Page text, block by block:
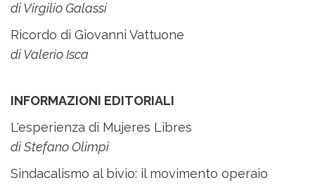
di Virgilio Galassi
Ricordo di Giovanni Vattuone
di Valerio Isca
INFORMAZIONI EDITORIALI
L'esperienza di Mujeres Libres
di Stefano Olimpi
Sindacalismo al bivio: il movimento operaio